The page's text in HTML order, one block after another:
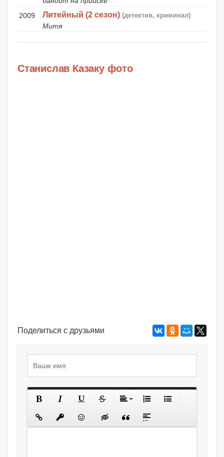
2009
Литейный (2 сезон) (детектив, криминал)
Митя
Станислав Казаку фото
Поделиться с друзьями